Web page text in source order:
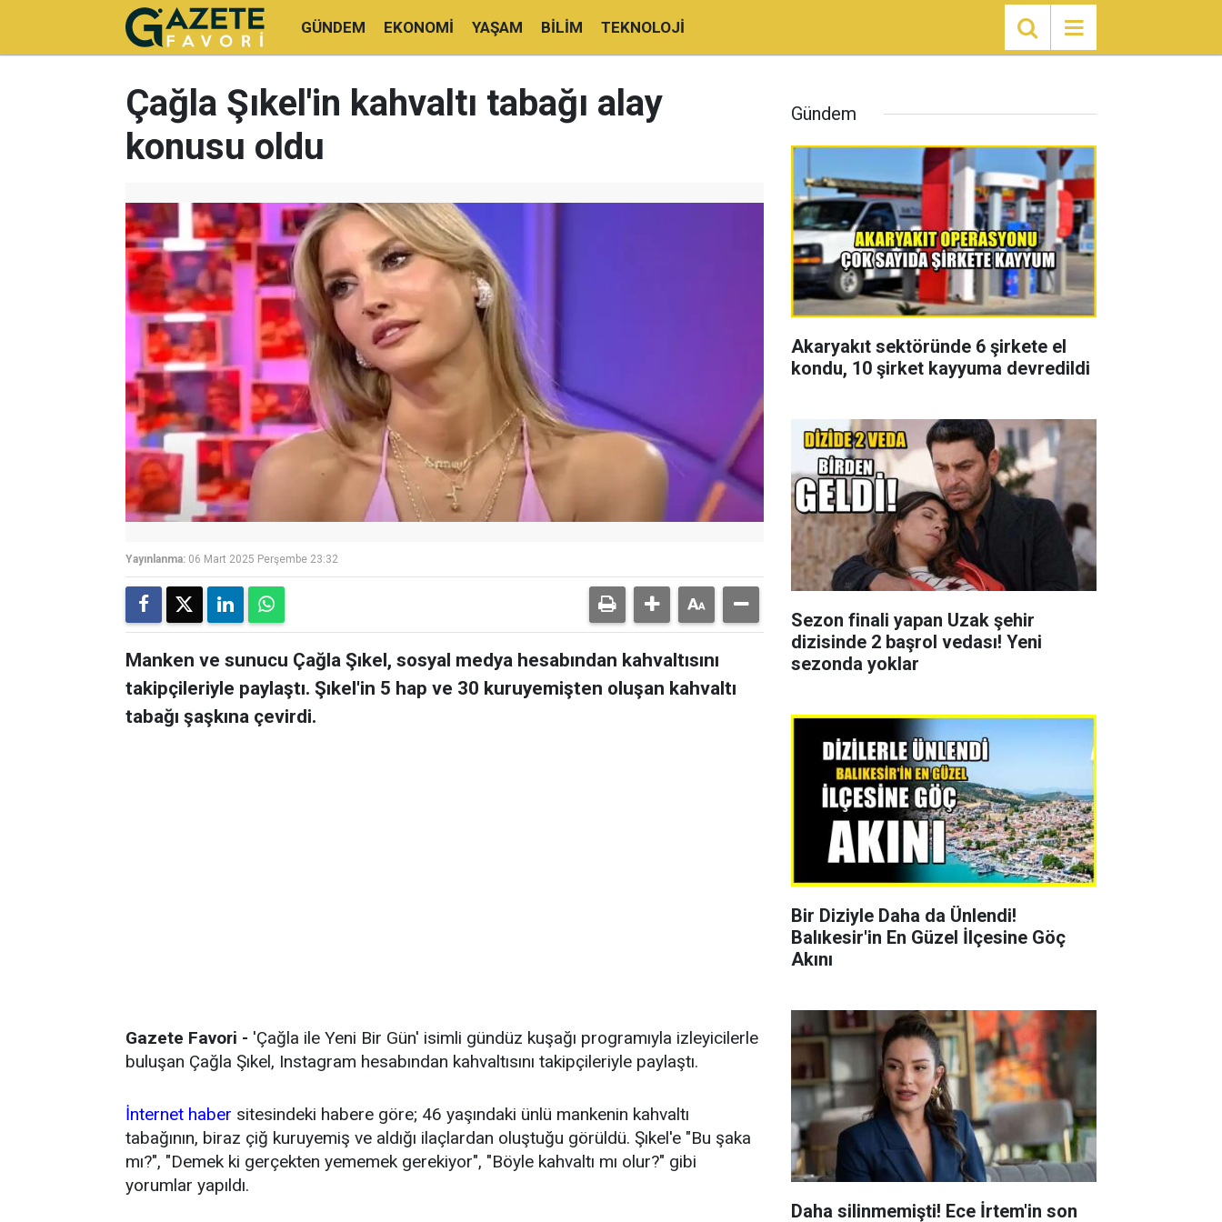
GÜNDEM EKONOMI YAŞAM BILIM TEKNOLOJI
Çağla Şıkel'in kahvaltı tabağı alay
konusu oldu
Yayınlanma: 06 Mart 2025 Perşembe 23:32
Manken ve sunucu Çağla Şıkel, sosyal medya hesabından kahvaltısını
takipçileriyle paylaştı. Şıkel'in 5 hap ve 30 kuruyemişten oluşan kahvaltı
tabağı şaşkına çevirdi.
Gazete Favori - 'Çağla ile Yeni Bir Gün' isimli gündüz kuşağı programıyla izleyicilerle
buluşan Çağla Şıkel, Instagram hesabından kahvaltısını takipçileriyle paylaştı.
İnternet haber sitesindeki habere göre; 46 yaşındaki ünlü mankenin kahvaltı
tabağının, biraz çiğ kuruyemiş ve aldığı ilaçlardan oluştuğu görüldü. Şıkel'e "Bu şaka
mı?", "Demek ki gerçekten yememek gerekiyor", "Böyle kahvaltı mı olur?" gibi
yorumlar yapıldı.
Gündem
Akaryakıt sektöründe 6 şirkete el
kondu, 10 şirket kayyuma devredildi
Sezon finali yapan Uzak şehir
dizisinde 2 başrol vedası! Yeni
sezonda yoklar
Bir Diziyle Daha da Ünlendi!
Balıkesir'in En Güzel İlçesine Göç
Akını
Daha silinmemişti! Ece İrtem'in son